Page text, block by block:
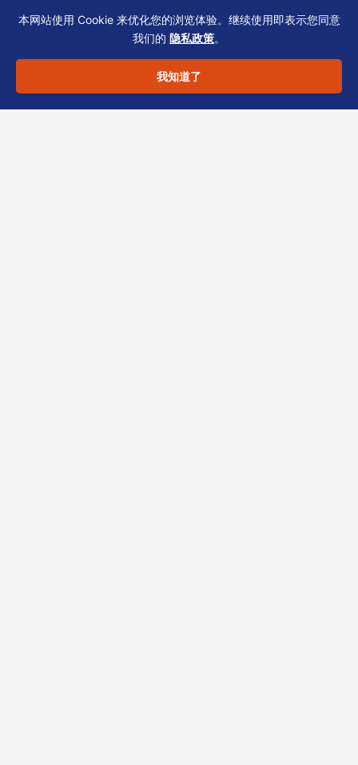
让专业力量护航每一步
本网站使用 Cookie 来优化您的浏览体验。继续使用即表示您同意
我们的 隐私政策。
我知道了